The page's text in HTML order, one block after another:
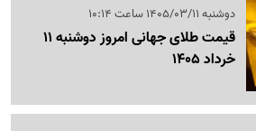
دوشنبه 1405/03/11 ساعت 10:14
قیمت طلای جهانی امروز دوشنبه 11
خرداد 1405